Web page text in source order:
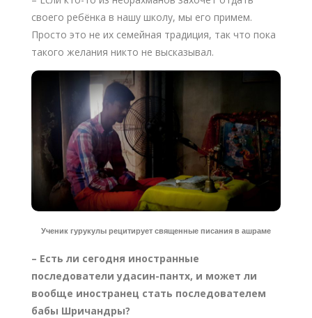
своего ребёнка в нашу школу, мы его примем.
Просто это не их семейная традиция, так что пока
такого желания никто не высказывал.
Ученик гурукулы рецитирует священные писания в ашраме
– Есть ли сегодня иностранные
последователи удасин-пантх, и может ли
вообще иностранец стать последователем
бабы Шричандры?